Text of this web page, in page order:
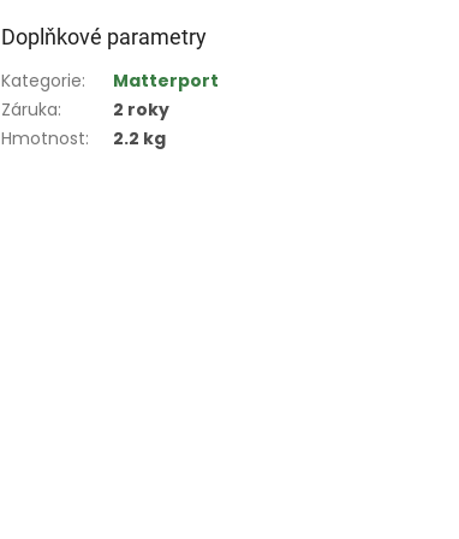
Doplňkové parametry
Kategorie:
Matterport
Záruka:
2 roky
Hmotnost: 2.2 kg